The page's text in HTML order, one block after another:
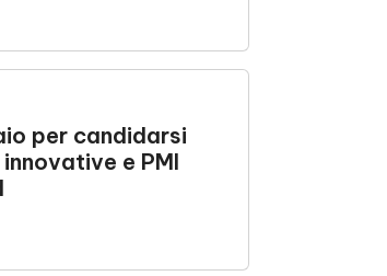
per candidarsi
e PMI